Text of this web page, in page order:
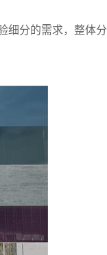
细分的需求，整体分